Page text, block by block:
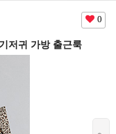
0
저귀 가방 출근룩